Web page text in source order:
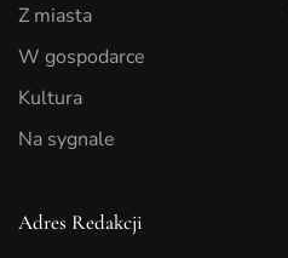
Z miasta
W gospodarce
Kultura
Na sygnale
Adres Redakcji